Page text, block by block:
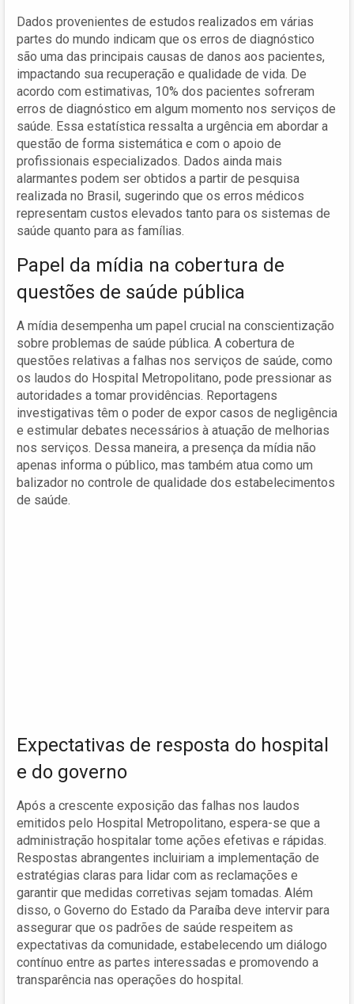
Dados provenientes de estudos realizados em várias
partes do mundo indicam que os erros de diagnóstico
são uma das principais causas de danos aos pacientes,
impactando sua recuperação e qualidade de vida. De
acordo com estimativas, 10% dos pacientes sofreram
erros de diagnóstico em algum momento nos serviços de
saúde. Essa estatística ressalta a urgência em abordar a
questão de forma sistemática e com o apoio de
profissionais especializados. Dados ainda mais
alarmantes podem ser obtidos a partir de pesquisa
realizada no Brasil, sugerindo que os erros médicos
representam custos elevados tanto para os sistemas de
saúde quanto para as famílias.
Papel da mídia na cobertura de
questões de saúde pública
A mídia desempenha um papel crucial na conscientização
sobre problemas de saúde pública. A cobertura de
questões relativas a falhas nos serviços de saúde, como
os laudos do Hospital Metropolitano, pode pressionar as
autoridades a tomar providências. Reportagens
investigativas têm o poder de expor casos de negligência
e estimular debates necessários à atuação de melhorias
nos serviços. Dessa maneira, a presença da mídia não
apenas informa o público, mas também atua como um
balizador no controle de qualidade dos estabelecimentos
de saúde.
Expectativas de resposta do hospital
e do governo
Após a crescente exposição das falhas nos laudos
emitidos pelo Hospital Metropolitano, espera-se que a
administração hospitalar tome ações efetivas e rápidas.
Respostas abrangentes incluiriam a implementação de
estratégias claras para lidar com as reclamações e
garantir que medidas corretivas sejam tomadas. Além
disso, o Governo do Estado da Paraíba deve intervir para
assegurar que os padrões de saúde respeitem as
expectativas da comunidade, estabelecendo um diálogo
contínuo entre as partes interessadas e promovendo a
transparência nas operações do hospital.